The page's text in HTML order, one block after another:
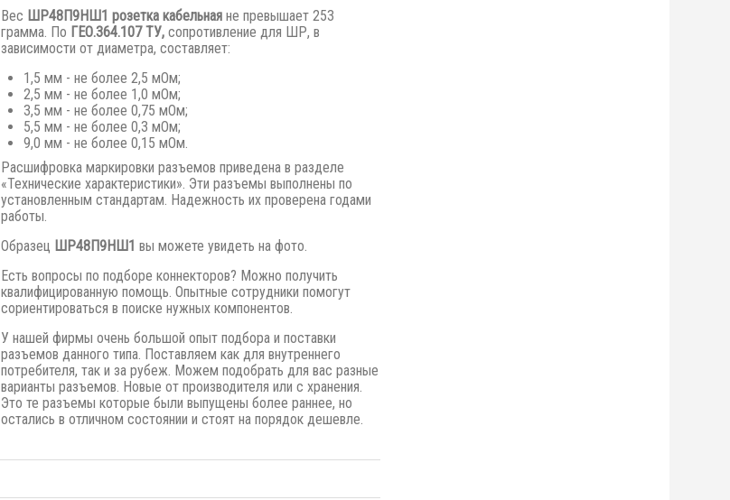
Вес ШР48П9НШ1 розетка кабельная не превышает 253
грамма. По ГЕО.364.107 ТУ, сопротивление для ШР, в
зависимости от диаметра, составляет:
1,5 мм - не более 2,5 мОм;
2,5 мм - не более 1,0 мОм;
3,5 мм - не более 0,75 мОм;
5,5 мм - не более 0,3 мОм;
9,0 мм - не более 0,15 мОм.
Расшифровка маркировки разъемов приведена в разделе
«Технические характеристики». Эти разъемы выполнены по
установленным стандартам. Надежность их проверена годами
работы.
Образец ШР48П9НШ1 вы можете увидеть на фото.
Есть вопросы по подборе коннекторов? Можно получить
квалифицированную помощь. Опытные сотрудники помогут
сориентироваться в поиске нужных компонентов.
У нашей фирмы очень большой опыт подбора и поставки
разъемов данного типа. Поставляем как для внутреннего
потребителя, так и за рубеж. Можем подобрать для вас разные
варианты разъемов. Новые от производителя или с хранения.
Это те разъемы которые были выпущены более раннее, но
остались в отличном состоянии и стоят на порядок дешевле.